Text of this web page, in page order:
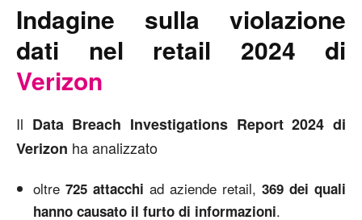
Indagine sulla violazione
dati nel retail 2024 di
Verizon
Il Data Breach Investigations Report 2024 di
Verizon ha analizzato
oltre 725 attacchi ad aziende retail, 369 dei quali
hanno causato il furto di informazioni.